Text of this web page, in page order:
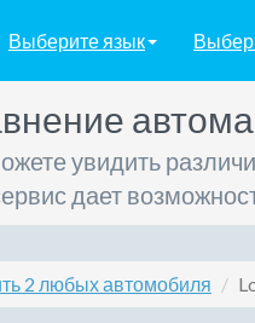
Выберите язык
увидить
дает
2 любых автомобиля